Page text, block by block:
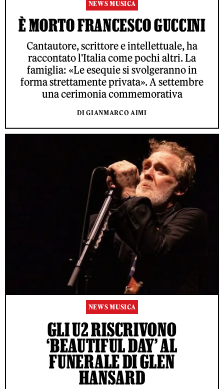
NEWS MUSICA
È MORTO FRANCESCO GUCCINI
Cantautore, scrittore e intellettuale, ha
raccontato l'Italia come pochi altri. La
famiglia: «Le esequie si svolgeranno in
forma strettamente privata». A settembre
una cerimonia commemorativa
DI GIANMARCO AIMI
NEWS MUSICA
GLI U2 RISCRIVONO
‘BEAUTIFUL DAY’ AL
FUNERALE DI GLEN
HANSARD